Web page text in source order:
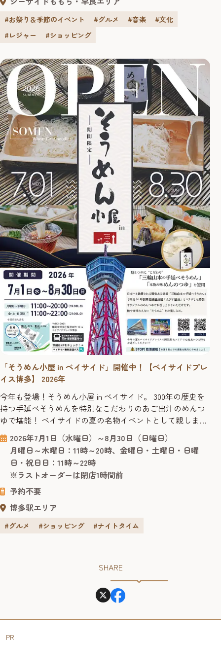
#お祭り＆季節のイベント #グルメ #音楽
#文化
#レジャー
#ショッピング
「そうめん小屋 in ベイサイド」開催中！【ベイサイドプレ
イス博多】 2026年
今年も登場！そうめん小屋 in ベイサイド。 300年の歴史を
持つ手延べそうめんを特別なこだわりのあご出汁のめんつ
ゆで堪能！ ベイサイドの夏の名物イベントとして親しまれ
ている「そうめん小屋」が今年も登場。博多湾を望む絶好
のロケーションで、300年の歴史を持つ三輪山本の手延べそ
うめんと、本格的な流しそうめん体験をお楽しめます。 会
場は、開放的な空間が人気の海側屋外施設「ベイサイド
キャノピー」。...
2026年7月1日（水曜日）～8月30日（日曜日）
月曜日～木曜日：11時～20時、金曜日・土曜日・日曜
日・祝日日：11時～22時
※ラストオーダーは閉店1時間前
予約不要
博多駅エリア
#グルメ #ショッピング #ナイトタイム
SHARE
PR